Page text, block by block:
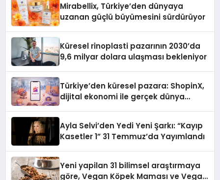
Mirabellix, Türkiye’den dünyaya
uzanan güçlü büyümesini sürdürüyor
Küresel rinoplasti pazarının 2030’da
9,6 milyar dolara ulaşması bekleniyor
Türkiye’den küresel pazara: ShopinX,
dijital ekonomi ile gerçek dünya
Ayla Selvi’den Yedi Yeni Şarkı: “Kayıp
Kasetler 1” 31 Temmuz’da Yayımlandı
Yeni yapilan 31 bilimsel araştırmaya
göre, Vegan Köpek Maması ve Vegan